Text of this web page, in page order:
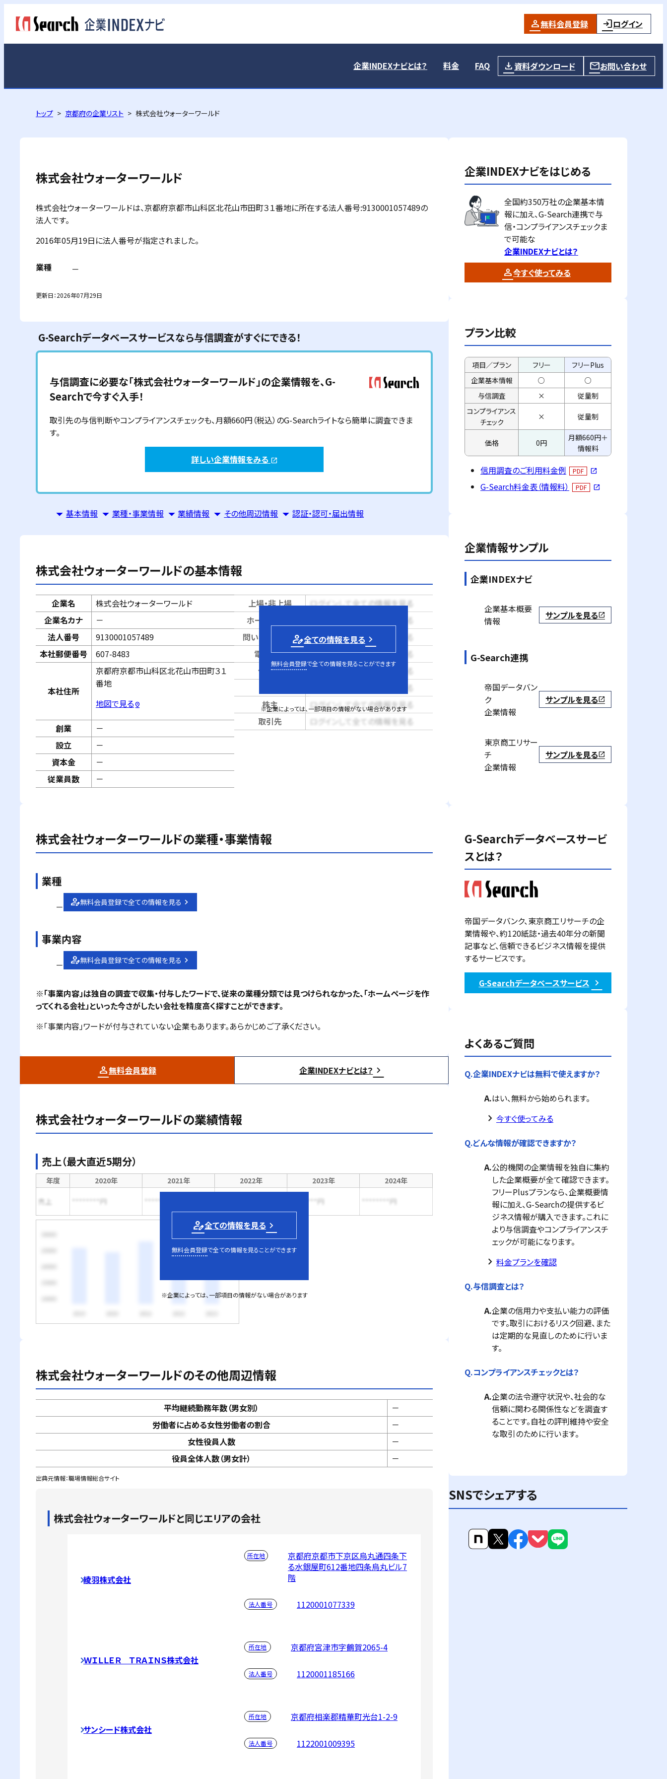
無料会員登録 ログイン
企業INDEXナビとは？ 料金 FAQ 資料ダウンロード お問い合わせ
トップ 京都府の企業リスト 株式会社ウォーターワールド
株式会社ウォーターワールド
株式会社ウォーターワールドは、京都府京都市山科区北花山市田町３１番地に所在する法人番号:9130001057489の
法人です。
2016年05月19日に法人番号が指定されました。
業種 －
更新日：2026年07月29日
G-Searchデータベースサービスなら与信調査がすぐにできる！
与信調査に必要な「株式会社ウォーターワールド」の企業情報を、G-
Searchで今すぐ入手！
取引先の与信判断やコンプライアンスチェックも、月額660円（税込）のG-Searchライトなら簡単に調査できま
す。
詳しい企業情報をみる open_in_new
基本情報 業種・事業情報 業績情報 その他周辺情報 認証・認可・届出情報
株式会社ウォーターワールドの基本情報
企業名
株式会社ウォーターワールド
企業名カナ
－
法人番号
9130001057489
本社郵便番号
607-8483
本社住所
京都府京都市山科区北花山市田町３１
番地
地図で見るpin_drop
創業
－
設立
－
資本金
－
従業員数
－
上場・非上場
ログインして全ての情報を見る
ホームページ
ログインして全ての情報を見る
問い合せページ
ログインして全ての情報を見る
電話番号
ログインして全ての情報を見る
代表者
ログインして全ての情報を見る
ログインして全ての情報を見る
株主
ログインして全ての情報を見る
取引先
ログインして全ての情報を見る
person_edit全ての情報を見る
無料会員登録で全ての情報を見ることができます
※企業によっては、一部項目の情報がない場合があります
株式会社ウォーターワールドの業種・事業情報
業種
－ 無料会員登録で全ての情報を見る
事業内容
－ 無料会員登録で全ての情報を見る
※「事業内容」は独自の調査で収集・付与したワードで、従来の業種分類では見つけられなかった、「ホームページを作
ってくれる会社」といった今さがしたい会社を精度高く探すことができます。
※「事業内容」ワードが付与されていない企業もあります。あらかじめご了承ください。
無料会員登録 企業INDEXナビとは？
株式会社ウォーターワールドの業績情報
売上（最大直近5期分）
年度 2020年 2021年 2022年 2023年 2024年
売上 ********円 ********円 ********円
person_edit全ての情報を見る
無料会員登録で全ての情報を見ることができます
※企業によっては、一部項目の情報がない場合があります
株式会社ウォーターワールドのその他周辺情報
平均継続勤務年数（男女別）
－
労働者に占める女性労働者の割合
－
女性役員人数
－
役員全体人数（男女計）
－
出典元情報：職場情報総合サイト
株式会社ウォーターワールドと同じエリアの会社
綾羽株式会社
所在地
京都府京都市下京区烏丸通四条下
る水銀屋町612番地四条烏丸ビル7
階
法人番号 1120001077339
ＷＩＬＬＥＲ ＴＲＡＩＮＳ株式会社
所在地 京都府宮津市字鶴賀2065-4
法人番号 1120001185166
サンシード株式会社
所在地 京都府相楽郡精華町光台1-2-9
法人番号 1122001009395
企業INDEXナビをはじめる
全国約350万社の企業基本情
報に加え、G-Search連携で与
信・コンプライアンスチェックま
で可能な
企業INDEXナビとは？
今すぐ使ってみる
プラン比較
項目／プラン フリー
フリーPlus
企業基本情報
○
○
与信調査
×
従量制
コンプライアンス
チェック
× 従量制
価格 0円
月額660円＋
情報料
信用調査のご利用料金例 PDF open_in_new
G-Search料金表（情報料） PDF open_in_new
企業情報サンプル
企業INDEXナビ
企業基本概要
情報
サンプルを見るopen_in_new
G-Search連携
帝国データバン
ク
企業情報
サンプルを見るopen_in_new
東京商工リサー
チ
企業情報
サンプルを見るopen_in_new
G-Searchデータベースサービ
スとは？
帝国データバンク、東京商工リサーチの企
業情報や、約120紙誌・過去40年分の新聞
記事など、信頼できるビジネス情報を提供
するサービスです。
G-Searchデータベースサービス
よくあるご質問
Q.企業INDEXナビは無料で使えますか？
A.はい、無料から始められます。
keyboard_arrow_right 今すぐ使ってみる
Q.どんな情報が確認できますか？
A.公的機関の企業情報を独自に集約
した企業概要が全て確認できます。
フリーPlusプランなら、企業概要情
報に加え、G-Searchの提供するビ
ジネス情報が購入できます。これに
より与信調査やコンプライアンスチ
ェックが可能になります。
keyboard_arrow_right 料金プランを確認
Q.与信調査とは？
A.企業の信用力や支払い能力の評価
です。取引におけるリスク回避、また
は定期的な見直しのために行いま
す。
Q.コンプライアンスチェックとは？
A.企業の法令遵守状況や、社会的な
信頼に関わる関係性などを調査す
ることです。自社の評判維持や安全
な取引のために行います。
SNSでシェアする